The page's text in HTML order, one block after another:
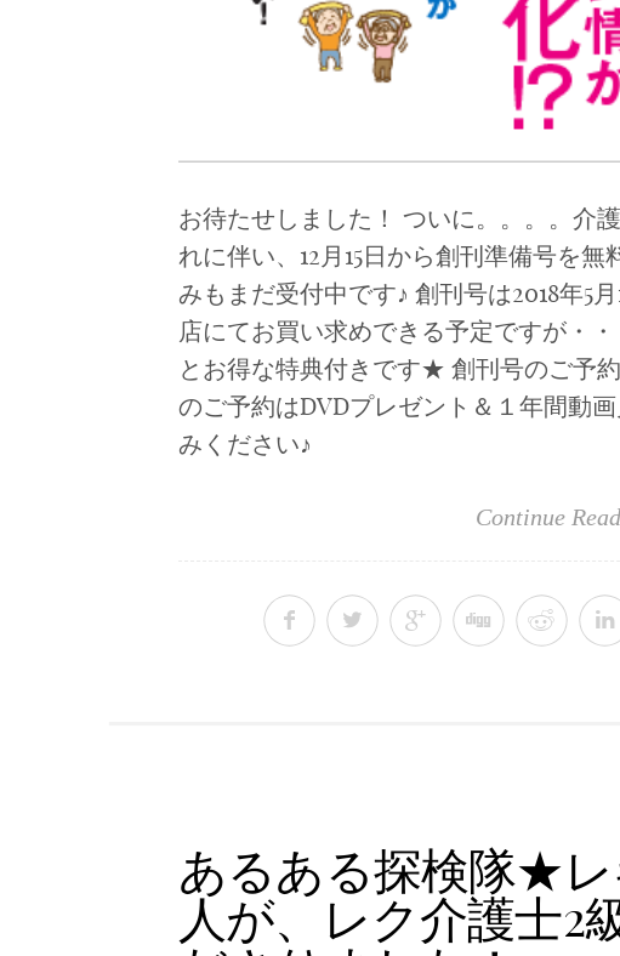
お待たせしました！ ついに。。。。介
れに伴い、12月15日から創刊準備号を
みもまだ受付中です♪ 創刊号は2018年5
店にてお買い求めできる予定ですが・
とお得な特典付きです★ 創刊号のご予
のご予約はDVDプレゼント＆１年間動
みください♪
Continue
あるある探検隊★
人が、レク介護士2